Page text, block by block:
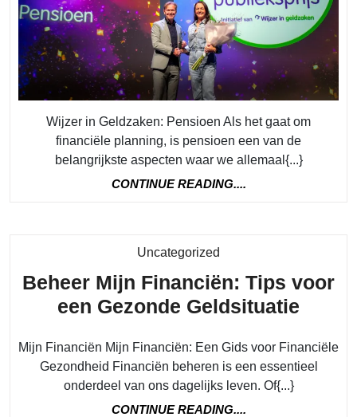
weten
over
Wijzer in Geldzaken: Pensioen Als het gaat om
financiële planning, is pensioen een van de
belangrijkste aspecten waar we allemaal{...}
CONTINUE READING....
Uncategorized
Beheer Mijn Financiën: Tips voor
een Gezonde Geldsituatie
Tips
Mijn Financiën Mijn Financiën: Een Gids voor Financiële
Gezondheid Financiën beheren is een essentieel
onderdeel van ons dagelijks leven. Of{...}
CONTINUE READING....